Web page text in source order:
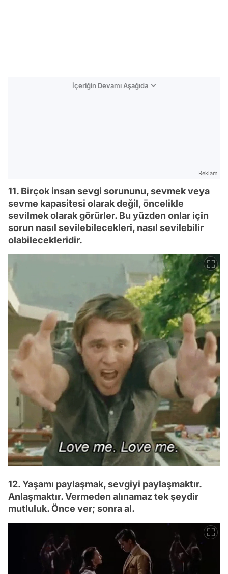
İçeriğin Devamı Aşağıda
Reklam
11. Birçok insan sevgi sorununu, sevmek veya
sevme kapasitesi olarak değil, öncelikle
sevilmek olarak görürler. Bu yüzden onlar için
sorun nasıl sevilebilecekleri, nasıl sevilebilir
olabilecekleridir.
12. Yaşamı paylaşmak, sevgiyi paylaşmaktır.
Anlaşmaktır. Vermeden alınamaz tek şeydir
mutluluk. Önce ver; sonra al.